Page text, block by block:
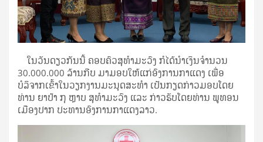
ໃນວັນດຽວກັນນີ້ ຄອບຄົວສຸທຳມະວົງ ກໍໄດ້ນຳເງິນຈຳນວນ
30.000.000 ລ້ານກີບ ມາມອບໃຫ້ແກ່ອົງການກາແດງ ເພື່ອ
ບໍລິຈາກເຂົ້າໃນວຽກງານມະນຸດສະທຳ ເປັນກຽດກ່າວມອບໂດຍ
ທ່ານ ຍາປ້າ ກຸ ຫຼາບ ສຸທຳມະວົງ ແລະ ກ່າວຮັບໂດຍທ່ານ ພູທອນ
ເມືອງປາກ ປະທານອົງການກາແດງລາວ.